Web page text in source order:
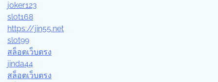
joker123
slot168
https://jin55.net
slot99
สล็อตเว็บตรง
jinda44
สล็อตเว็บตรง